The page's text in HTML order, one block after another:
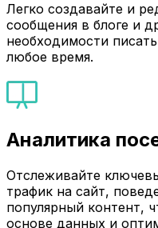
Легко создавайте и
сообщения в блоге и
необходимости
любое время.
Аналитика
Отслеживайте
трафик на сайт,
популярный контент,
основе данных и